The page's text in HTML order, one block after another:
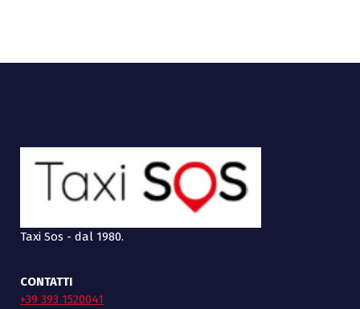
Taxi Sos - dal 1980.
CONTATTI
+39 393 1520041